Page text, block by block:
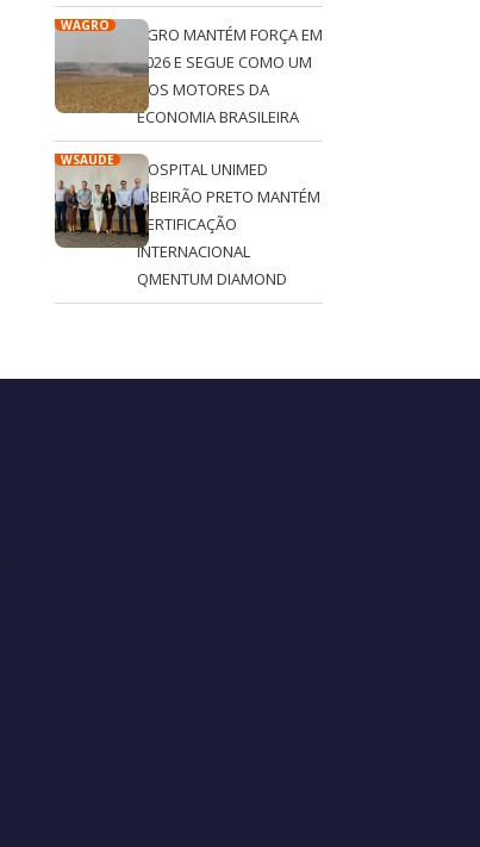
WAGRO
AGRO MANTÉM FORÇA EM
2026 E SEGUE COMO UM
DOS MOTORES DA
ECONOMIA BRASILEIRA
WSAÚDE
HOSPITAL UNIMED
RIBEIRÃO PRETO MANTÉM
CERTIFICAÇÃO
INTERNACIONAL
QMENTUM DIAMOND